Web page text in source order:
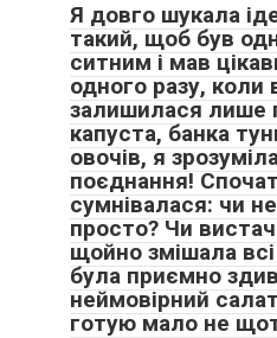
Я довго шукала
такий, щоб був
ситним і мав
одного разу, коли
залишилася лише
капуста, банка
овочів, я
поєднання!
сумнівалася: чи
просто? Чи
щойно змішала всі
була приємно
неймовірний
готую мало не